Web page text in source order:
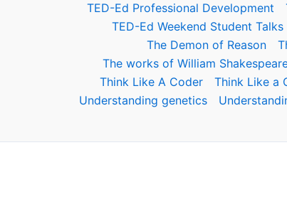
TED-Ed Professional Development
TED-Ed Weekend Student Talks
The Demon of Reason
The works of William
Think Like A Coder
Think Like a
Understanding genetics